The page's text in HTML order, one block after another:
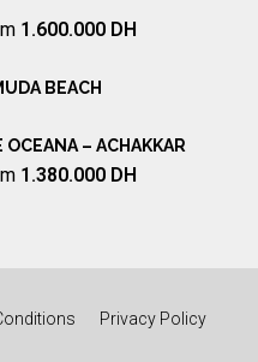
1.600.000 DH
BEACH
OCEANA – ACHAKKAR
1.380.000 DH
Privacy Policy